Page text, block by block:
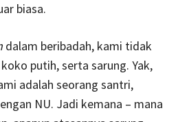
biasa.
dalam beribadah, kami tidak
putih, serta sarung. Yak,
adalah seorang santri,
NU. Jadi kemana – mana